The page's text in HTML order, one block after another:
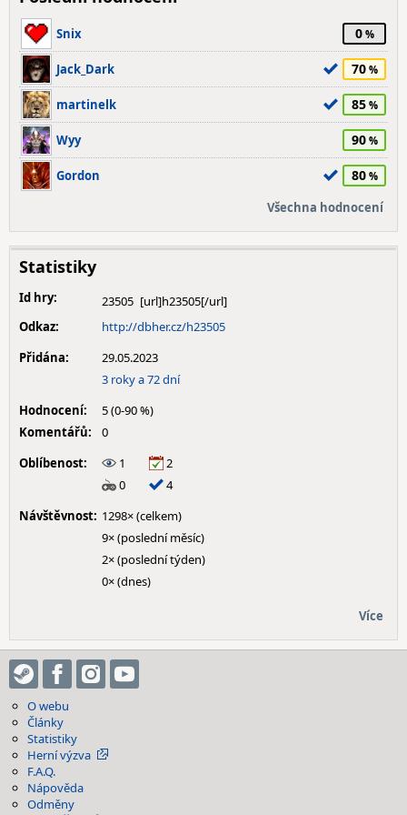
Snix 0
Jack_Dark 70
martinelk 85
Wyy 90
Gordon 80
Všechna hodnocení
Statistiky
Id hry:
23505
Odkaz:
http://dbher.cz/h23505
Přidána:
29.05.2023
3 roky a 72 dní
Hodnocení:
5 (0-90 %)
Komentářů:
0
Oblíbenost:
1
2
0
4
Návštěvnost: 1298× (celkem)
9× (poslední měsíc)
2× (poslední týden)
0× (dnes)
Více
O webu
Články
Statistiky
Herní výzva
F.A.Q.
Nápověda
Odměny